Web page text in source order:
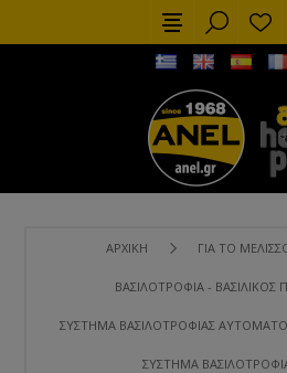
ΑΡΧΙΚΉ ΓΙΑ ΤΟ
ΒΑΣΙΛΟΤΡΟΦΊΑ - ΒΑΣΙΛΙΚΌΣ
ΣΎΣΤΗΜΑ ΒΑΣΙΛΟΤΡΟΦΊΑΣ ΑΥΤΌΜΑΤΟ
ΣΎΣΤΗΜΑ